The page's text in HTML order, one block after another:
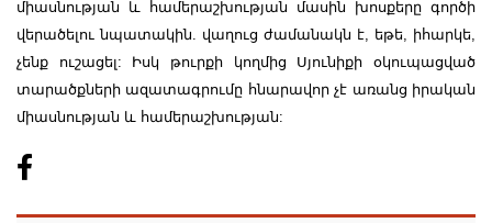
միասնության և համերաշխության մասին խոսքերը գործի
վերածելու նպատակին. վաղուց ժամանակն է, եթե, իհարկե,
չենք ուշացել: Իսկ թուրքի կողմից Սյունիքի օկուպացված
տարածքների ազատագրումը հնարավոր չէ առանց իրական
միասնության և համերաշխության: